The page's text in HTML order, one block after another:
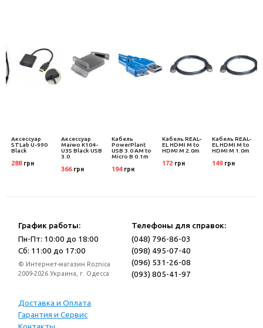
Аксессуар
STLab U-990
Black
288 грн
Аксессуар
Maiwo K104-
U3S Black USB
3.0
366 грн
Кабель
PowerPlant
USB 3.0 AM to
Micro B 0.1m
194 грн
Кабель REAL-
EL HDMI M to
HDMI M 2.0m
172 грн
Кабель REAL-
EL HDMI M to
HDMI M 1.0m
149 грн
График работы:
Пн-Пт: 10:00 до 18:00
Сб: 11:00 до 17:00
© Интернет-магазин Roznica
2009-2026 Украина, г. Одесса
Телефоны для справок:
(048) 796-86-03
(098) 495-07-40
(096) 531-26-08
(093) 805-41-97
Доставка и Оплата
Гарантия и Сервис
Контакты